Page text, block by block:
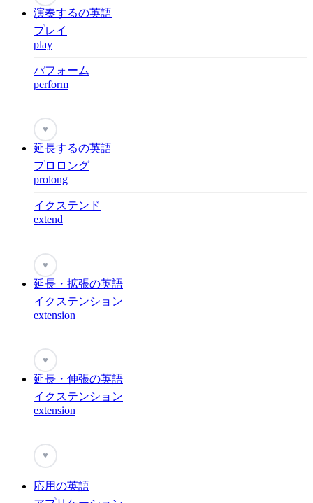
演奏するの英語
プレイ
play
パフォーム
perform
♥
延長するの英語
プロロング
prolong
イクステンド
extend
♥
延長・拡張の英語
イクステンション
extension
♥
延長・伸張の英語
イクステンション
extension
♥
応用の英語